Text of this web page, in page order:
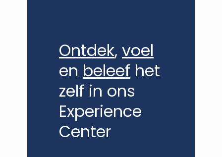
Ontdek, voel
en beleef het
zelf in ons
Experience
Center